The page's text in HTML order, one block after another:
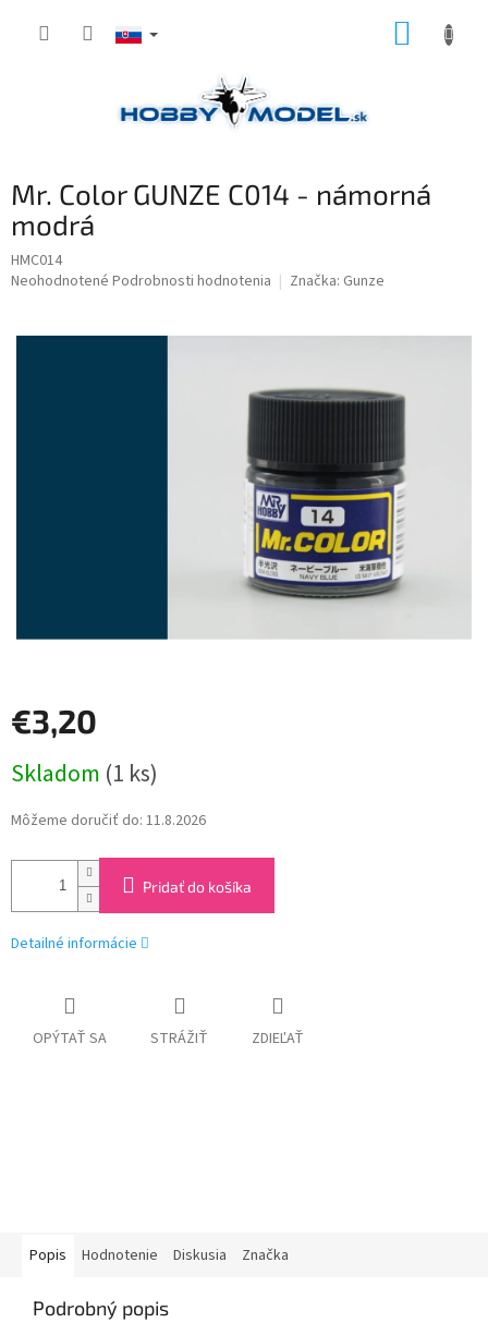
Mr. Color GUNZE C014 - námorná
modrá
HMC014
Priemerné
je
Neohodnotené Podrobnosti hodnotenia Značka: Gunze
€3,20
cena:
Skladom (1 ks)
Môžeme doručiť do: 11.8.2026
Pridať do košíka
Detailné informácie
OPÝTAŤ SA STRÁŽIŤ ZDIEĽAŤ
Popis Hodnotenie Diskusia Značka
Podrobný popis